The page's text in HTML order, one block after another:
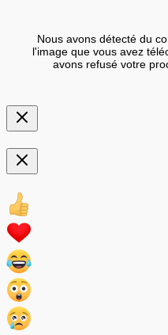
Nous avons détecté du
l'image que vous avez
avons refusé votre